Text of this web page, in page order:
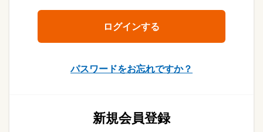
パスワードをお忘れですか？
新規会員登録